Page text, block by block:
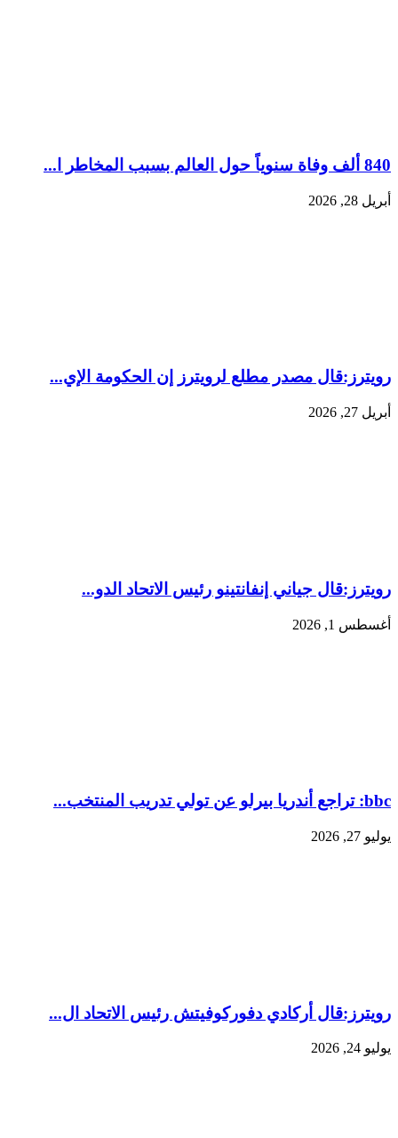
840 ألف وفاة سنوياً حول العالم بسبب المخاطر ا...
أبريل 28, 2026
رويترز:‏قال مصدر مطلع لرويترز إن الحكومة الإي...
أبريل 27, 2026
رويترز:‏قال جياني إنفانتينو رئيس الاتحاد الدو...
أغسطس 1, 2026
bbc: تراجع أندريا بيرلو عن تولي تدريب المنتخب...
يوليو 27, 2026
رويترز:‏قال أركادي دفوركوفيتش رئيس الاتحاد ال...
يوليو 24, 2026